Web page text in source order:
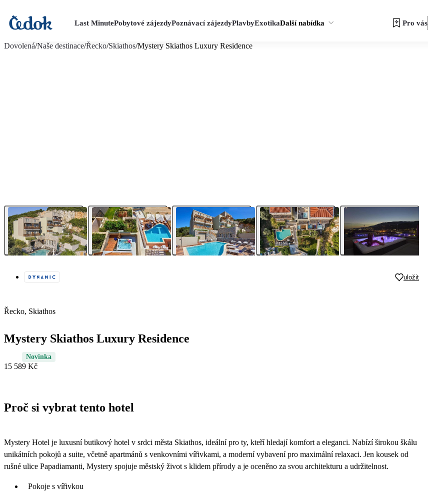
Last MinutePobytové zájezdyPoznávací zájezdyPlavbyExotikaDalší nabídka Pro vás
Dovolená/Naše destinace/Řecko/Skiathos/Mystery Skiathos Luxury Residence
uložit
Řecko, Skiathos
Mystery Skiathos Luxury Residence
Novinka
15 589 Kč
Proč si vybrat tento hotel
Mystery Hotel je luxusní butikový hotel v srdci města Skiathos, ideální pro ty, kteří hledají komfort a eleganci. Nabízí širokou škálu
unikátních pokojů a suite, včetně apartmánů s venkovními vířivkami, a moderní vybavení pro maximální relaxaci. Jen kousek od
rušné ulice Papadiamanti, Mystery spojuje městský život s klidem přírody a je oceněno za svou architekturu a udržitelnost.
Pokoje s vířivkou